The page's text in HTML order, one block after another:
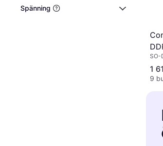
Spänning
SO-
1
9